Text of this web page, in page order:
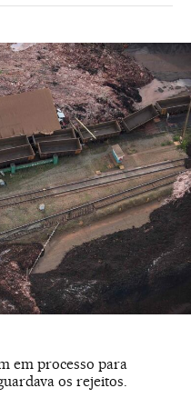
em processo para
os rejeitos.